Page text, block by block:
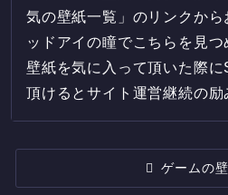
気の壁紙一覧」のリンクか
ッドアイの瞳でこちらを見
壁紙を気に入って頂いた際
頂けるとサイト運営継続の励
ゲームの